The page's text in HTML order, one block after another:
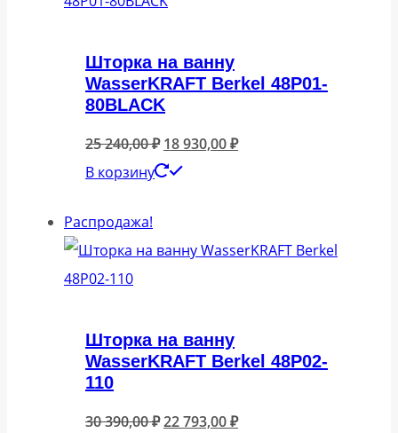
Шторка на ванну
WasserKRAFT Berkel 48P01-
80BLACK
25 240,00₽ Первоначальная
цена
240,00 ₽.
18 930,00₽Текущая
В корзину
Распродажа!
Шторка на ванну
WasserKRAFT Berkel 48P02-
110
30 390,00₽Первоначальная
22 793,00₽Текущая